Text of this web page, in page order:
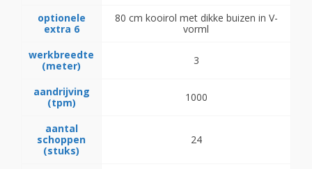
optionele
extra 6
80 cm kooirol met dikke buizen in V-
vorml
werkbreedte
(meter)
3
aandrijving
(tpm)
1000
aantal
schoppen
(stuks)
24